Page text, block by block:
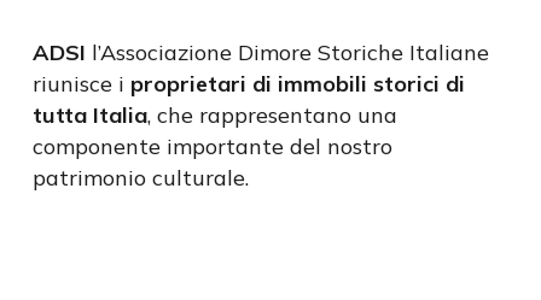
ADSI l’Associazione Dimore Storiche Italiane
riunisce i proprietari di immobili storici di
tutta Italia, che rappresentano una
componente importante del nostro
patrimonio culturale.